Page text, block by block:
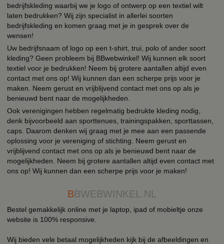
bedrijfskleding waarbij we je logo of ontwerp op een textiel wilt
laten bedrukken? Wij zijn specialist in allerlei soorten
bedrijfskleding en komen graag met je in gesprek over de
wensen!
Uw bedrijfsnaam of logo op een t-shirt, trui, polo of ander soort
kleding? Geen probleem bij BBwebwinkel! Wij kunnen elk soort
textiel voor je bedrukken! Neem bij grotere aantallen altijd even
contact met ons op! Wij kunnen dan een scherpe prijs voor je
maken. Neem gerust en vrijblijvend contact met ons op als je
benieuwd bent naar de mogelijkheden.
Ook verenigingen hebben regelmatig bedrukte kleding nodig,
denk bijvoorbeeld aan sporttenues, trainingspakken, sporttassen,
caps. Daarom denken wij graag met je mee aan een passende
oplossing voor je vereniging of stichting. Neem gerust en
vrijblijvend contact met ons op als je benieuwd bent naar de
mogelijkheden. Neem bij grotere aantallen altijd even contact met
ons op! Wij kunnen dan een scherpe prijs voor je maken!
BBWEBWINKEL.NL
Bestel gemakkelijk online met je laptop, ipad of mobieltje onze
website is 100% responsive.
Wij bieden vele betaal mogelijkheden kijk bij de afbeeldingen en